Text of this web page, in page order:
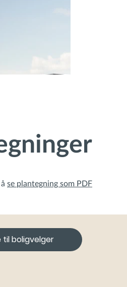
se plantegning som PDF
til boligvelger